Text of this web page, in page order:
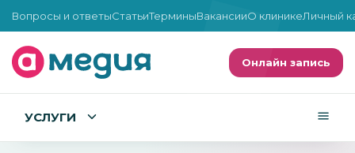
Вопросы и ответыСтатьиТерминыВакансииО клиникеЛичный
Онлайн запись
УСЛУГИ